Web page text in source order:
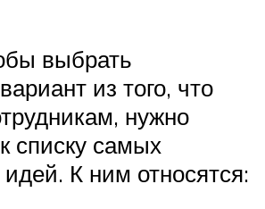
выбрать
из того, что
нужно
списку самых
К ним относятся: